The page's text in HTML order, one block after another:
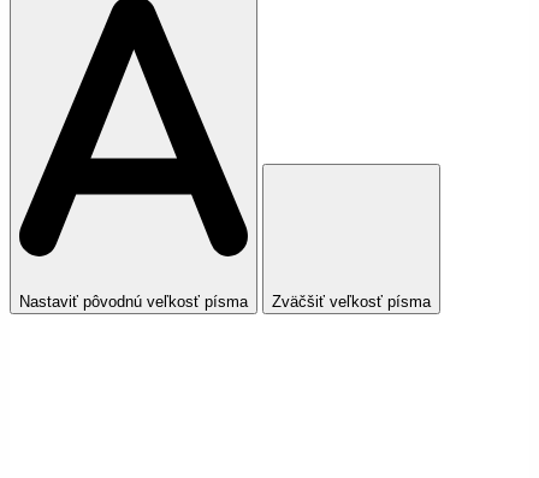
Nastaviť pôvodnú veľkosť písma Zväčšiť veľkosť písma